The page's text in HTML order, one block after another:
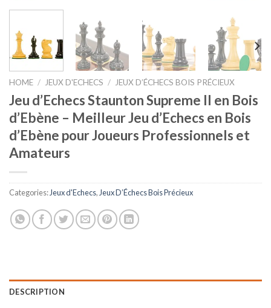
HOME / JEUX D'ECHECS / JEUX D’ÉCHECS BOIS PRÉCIEUX
Jeu d’Echecs Staunton Supreme II en Bois
d’Ebène – Meilleur Jeu d’Echecs en Bois
d’Ebène pour Joueurs Professionnels et
Amateurs
Categories: Jeux d'Echecs, Jeux D’Échecs Bois Précieux
DESCRIPTION